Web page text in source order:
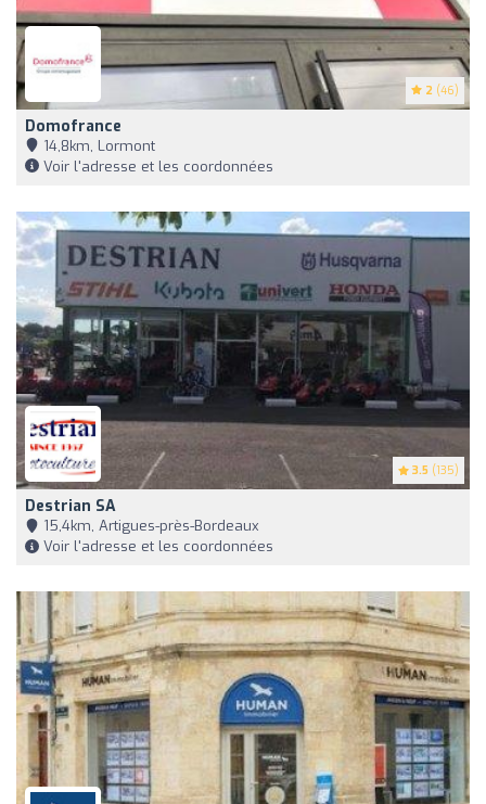
2 (46)
Domofrance
14,8km, Lormont
Voir l'adresse et les coordonnées
3.5 (135)
Destrian SA
15,4km, Artigues-près-Bordeaux
Voir l'adresse et les coordonnées